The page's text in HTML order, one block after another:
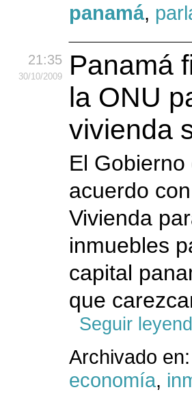
panamá,
21:35
30/10/2009
Panamá
la ONU
vivienda
El
acuerdo
Vivienda
inmuebles
capital
que
Seguir
Archivado en:
economía,